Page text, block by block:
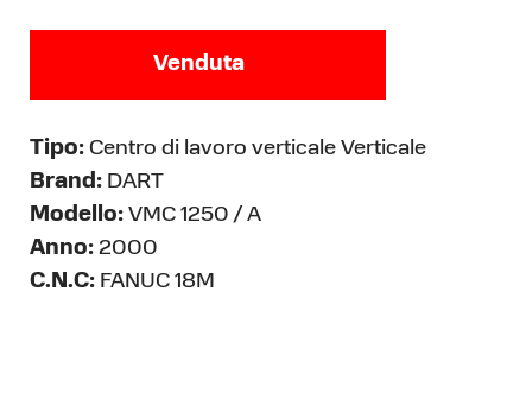
Venduta
Tipo: Centro di lavoro verticale Verticale
Brand: DART
Modello: VMC 1250 / A
Anno: 2000
C.N.C: FANUC 18M